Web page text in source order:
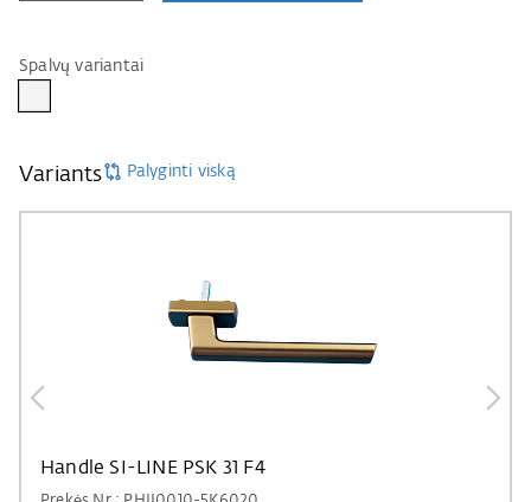
Spalvų variantai
Variants Palyginti viską
Handle SI-LINE PSK 31 F4